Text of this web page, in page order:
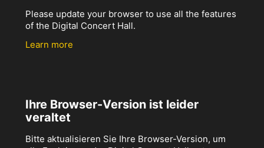
Please update your browser to use all the features
of the Digital Concert Hall.
Learn more
Ihre Browser-Version ist leider
veraltet
Bitte aktualisieren Sie Ihre Browser-Version, um